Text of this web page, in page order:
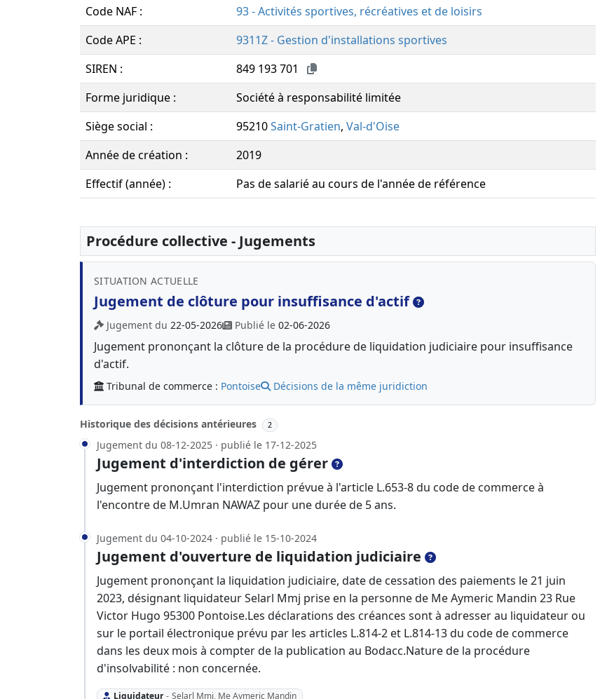
Code NAF :
93 - Activités sportives, récréatives et de loisirs
Code APE :
9311Z - Gestion d'installations sportives
SIREN :
849 193 701
Forme juridique :
Société à responsabilité limitée
Siège social :
95210Saint-Gratien, Val-d'Oise
Année de création :
2019
Effectif (année) :
Pas de salarié au cours de l'année de référence
Procédure collective - Jugements
SITUATION ACTUELLE
Jugement de clôture pour insuffisance d'actif
Jugement du 22-05-2026 Publié le 02-06-2026
Jugement prononçant la clôture de la procédure de liquidation judiciaire pour insuffisance
d'actif.
Tribunal de commerce : Pontoise Décisions de la même juridiction
Historique des décisions antérieures 2
Jugement du 08-12-2025 · publié le 17-12-2025
Jugement d'interdiction de gérer
Jugement prononçant l'interdiction prévue à l'article L.653-8 du code de commerce à
l'encontre de M.Umran NAWAZ pour une durée de 5 ans.
Jugement du 04-10-2024 · publié le 15-10-2024
Jugement d'ouverture de liquidation judiciaire
Jugement prononçant la liquidation judiciaire, date de cessation des paiements le 21 juin
2023, désignant liquidateur Selarl Mmj prise en la personne de Me Aymeric Mandin 23 Rue
Victor Hugo 95300 Pontoise.Les déclarations des créances sont à adresser au liquidateur ou
sur le portail électronique prévu par les articles L.814-2 et L.814-13 du code de commerce
dans les deux mois à compter de la publication au Bodacc.Nature de la procédure
d'insolvabilité : non concernée.
Liquidateur - Selarl Mmj, Me Aymeric Mandin